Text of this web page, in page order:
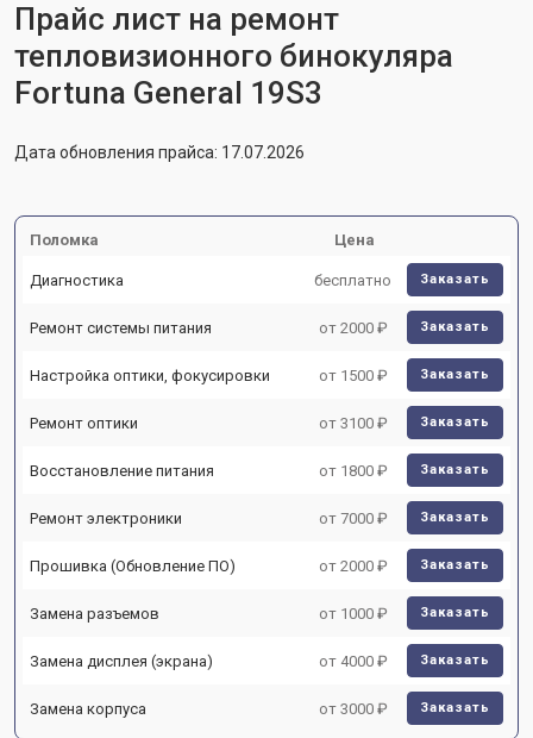
Прайс лист на ремонт
тепловизионного бинокуляра
Fortuna General 19S3
Дата обновления прайса: 17.07.2026
Поломка Цена
Диагностика бесплатно Заказать
Ремонт системы питания от 2000 ₽ Заказать
Настройка оптики, фокусировки от 1500 ₽ Заказать
Ремонт оптики от 3100 ₽ Заказать
Восстановление питания от 1800 ₽ Заказать
Ремонт электроники от 7000 ₽ Заказать
Прошивка (Обновление ПО) от 2000 ₽ Заказать
Замена разъемов от 1000 ₽ Заказать
Замена дисплея (экрана) от 4000 ₽ Заказать
Замена корпуса от 3000 ₽ Заказать